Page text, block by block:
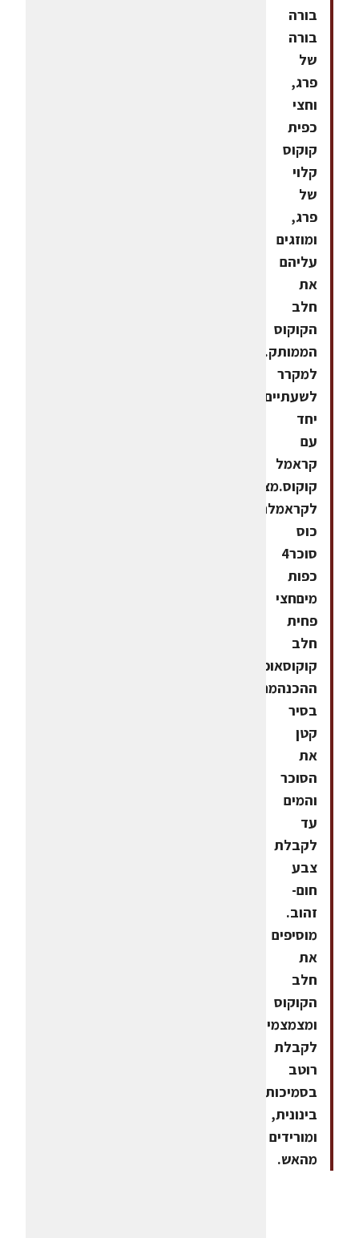
בורה
בורה
של
פרג,
וחצי
כפית
קוקוס
קלוי
של
פרג,
ומוזגים
עליהם
את
חלב
הקוקוס
הממותק.מעבירים
למקרר
לשעתיים.מגישים
יחד
עם
קראמל
קוקוס.מצרכים
לקראמלחצי
כוס
סוכר4
כפות
מיםחצי
פחית
חלב
קוקוסאופן
ההכנהמחממים
בסיר
קטן
את
הסוכר
והמים
עד
לקבלת
צבע
חום-
זהוב.
מוסיפים
את
חלב
הקוקוס
ומצמצמים
לקבלת
רוטב
בסמיכות
בינונית,
ומורידים
מהאש.